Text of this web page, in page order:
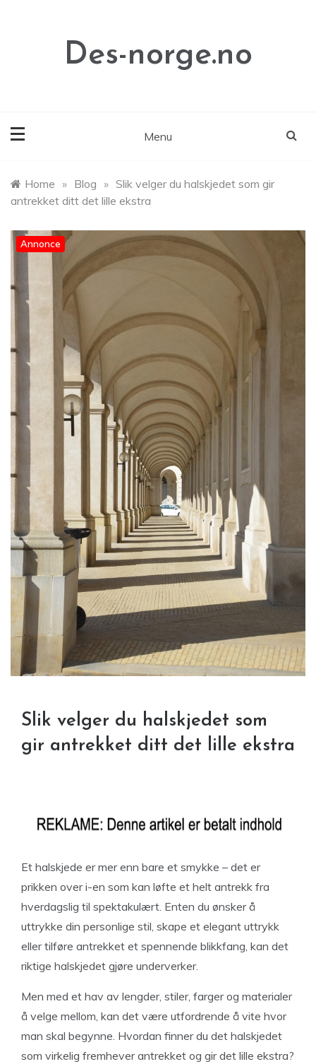
Des-norge.no
Menu
Home » Blog » Slik velger du halskjedet som gir
antrekket ditt det lille ekstra
Annonce
Slik velger du halskjedet som
gir antrekket ditt det lille ekstra
Et halskjede er mer enn bare et smykke – det er
prikken over i-en som kan løfte et helt antrekk fra
hverdagslig til spektakulært. Enten du ønsker å
uttrykke din personlige stil, skape et elegant uttrykk
eller tilføre antrekket et spennende blikkfang, kan det
riktige halskjedet gjøre underverker.
Men med et hav av lengder, stiler, farger og materialer
å velge mellom, kan det være utfordrende å vite hvor
man skal begynne. Hvordan finner du det halskjedet
som virkelig fremhever antrekket og gir det lille ekstra?